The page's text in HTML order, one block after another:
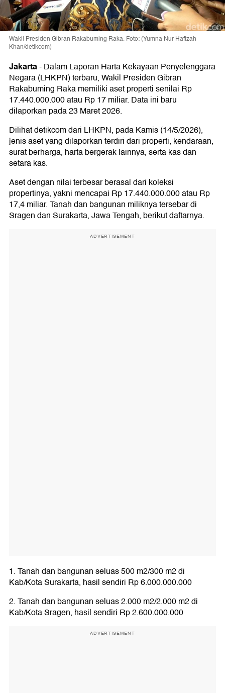
Wakil Presiden Gibran Rakabuming Raka. Foto: (Yumna Nur Hafizah
Khan/detikcom)
Jakarta-Dalam Laporan Harta Kekayaan Penyelenggara
Negara (LHKPN) terbaru, Wakil Presiden Gibran
Rakabuming Raka memiliki aset properti senilai Rp
17.440.000.000 atau Rp 17 miliar. Data ini baru
dilaporkan pada 23 Maret 2026.
Dilihat detikcom dari LHKPN, pada Kamis (14/5/2026),
jenis aset yang dilaporkan terdiri dari properti, kendaraan,
surat berharga, harta bergerak lainnya, serta kas dan
setara kas.
Aset dengan nilai terbesar berasal dari koleksi
propertinya, yakni mencapai Rp 17.440.000.000 atau Rp
17,4 miliar. Tanah dan bangunan miliknya tersebar di
Sragen dan Surakarta, Jawa Tengah, berikut daftarnya.
ADVERTISEMENT
1. Tanah dan bangunan seluas 500 m2/300 m2 di
Kab/Kota Surakarta, hasil sendiri Rp 6.000.000.000
2. Tanah dan bangunan seluas 2.000 m2/2.000 m2 di
Kab/Kota Sragen, hasil sendiri Rp 2.600.000.000
ADVERTISEMENT